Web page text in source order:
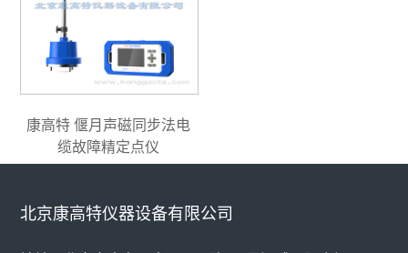
康高特 偃月声磁同步法电
缆故障精定点仪
北京康高特仪器设备有限公司